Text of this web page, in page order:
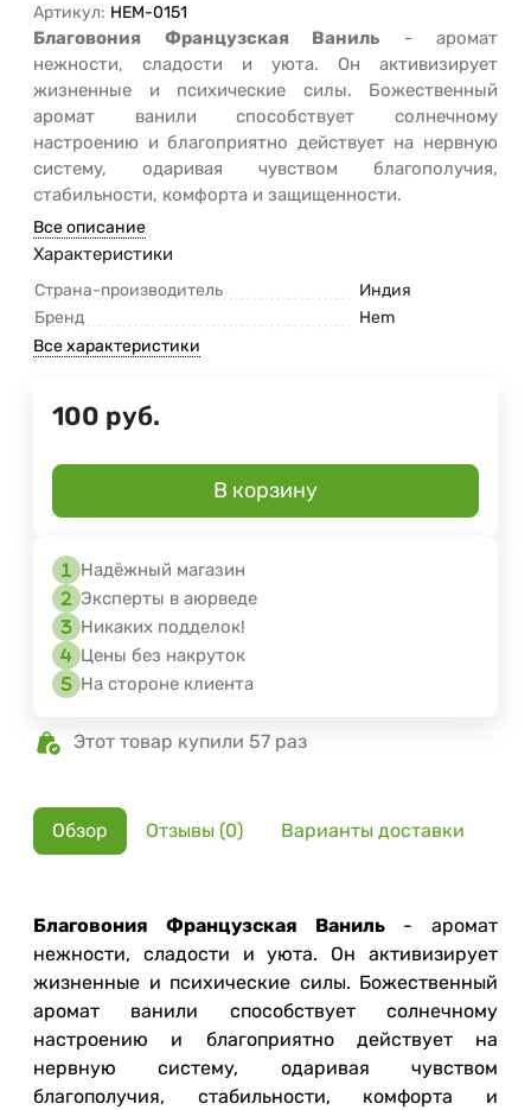
Артикул: HEM-0151
Благовония Французская Ваниль - аромат
нежности, сладости и уюта. Он активизирует
жизненные и психические силы. Божественный
аромат ванили способствует солнечному
настроению и благоприятно действует на нервную
систему, одаривая чувством благополучия,
стабильности, комфорта и защищенности.
Все описание
Характеристики
Страна-производитель
Индия
Бренд
Hem
Все характеристики
100 руб.
В корзину
Надёжный магазин
Эксперты в аюрведе
Никаких подделок!
Цены без накруток
На стороне клиента
Этот товар купили 57 раз
Обзор Отзывы (0) Варианты доставки
Благовония Французская Ваниль- аромат
нежности, сладости и уюта. Он активизирует
жизненные и психические силы. Божественный
аромат ванили способствует солнечному
настроению и благоприятно действует на
нервную систему, одаривая чувством
благополучия, стабильности, комфорта и